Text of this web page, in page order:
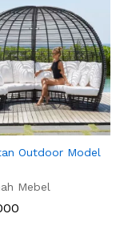
Outdoor Model
Mebel